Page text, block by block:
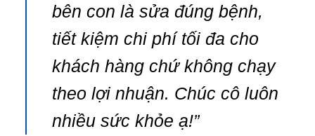
bên con là sửa đúng bệnh,
tiết kiệm chi phí tối đa cho
khách hàng chứ không chạy
theo lợi nhuận. Chúc cô luôn
nhiều sức khỏe ạ!”